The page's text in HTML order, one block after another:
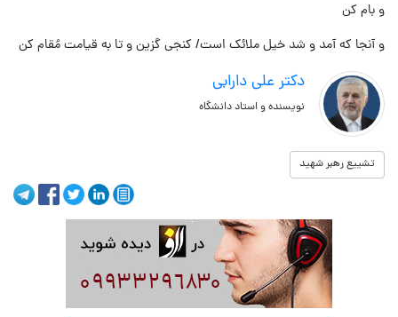
و بام کن
و آنجا که آمد و شد خیل ملائک است/ کنجی گزین و تا به قیامت مُقام کن
دکتر علی دارابی
نویسنده و استاد دانشگاه
تشییع رهبر شهید